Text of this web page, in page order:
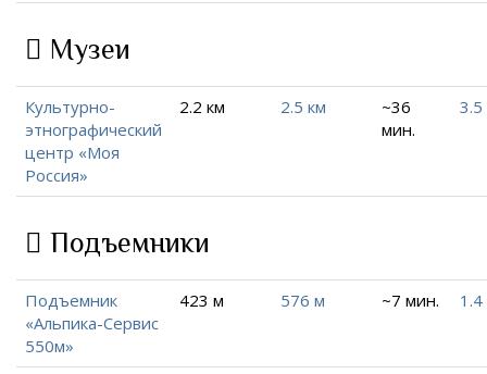
Музеи
Культурно-
этнографический
центр «Моя
Россия»
2.2 км 2.5 км
~36
мин.
3.5
Подъемники
Подъемник
«Альпика-Сервис
550м»
423 м 576 м ~7 мин.